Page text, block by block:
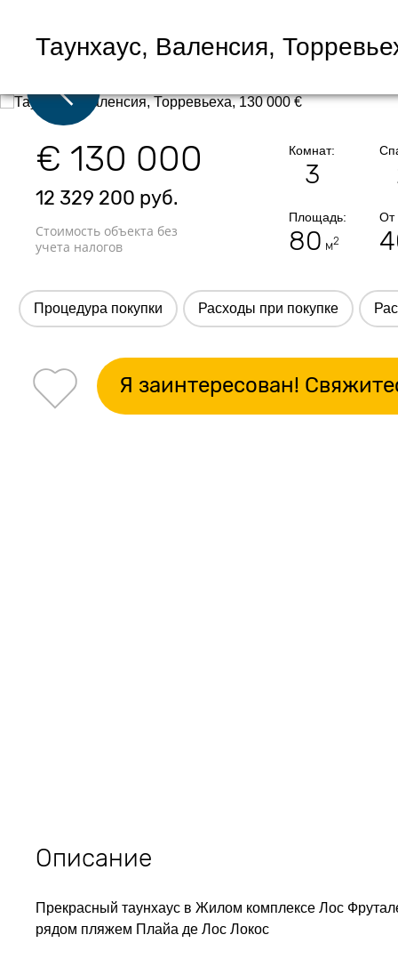
Таунхаус, Валенсия,
€ 130 000
12 329 200 руб.
Стоимость объекта без
учета налогов
Комнат:
3
Площадь:
80 м2
От
Процедура покупки Расходы при покупке
Я заинтересован!
Описание
Прекрасный таунхаус в Жилом комплексе Лос
рядом пляжем Плайа де Лос Локос